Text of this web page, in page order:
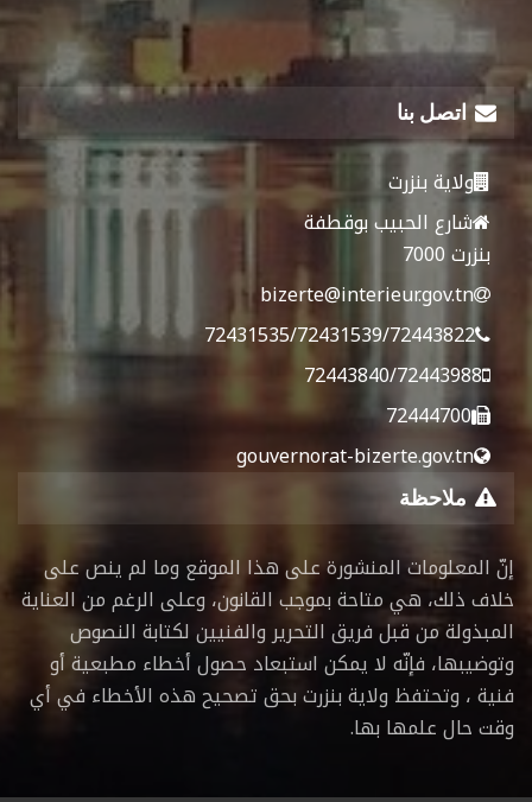
اتصل بنا
ولاية بنزرت
شارع الحبيب بوقطفة
بنزرت 7000
bizerte@interieur.gov.tn
72431535/72431539/72443822
72443840/72443988
72444700
gouvernorat-bizerte.gov.tn
ملاحظة
إنّ المعلومات المنشورة على هذا الموقع وما لم ينص على
خلاف ذلك، هي متاحة بموجب القانون، وعلى الرغم من العناية
المبذولة من قبل فريق التحرير والفنيين لكتابة النصوص
وتوضيبها، فإنّه لا يمكن استبعاد حصول أخطاء مطبعية أو
فنية ، وتحتفظ ولاية بنزرت بحق تصحيح هذه الأخطاء في أي
وقت حال علمها بها.